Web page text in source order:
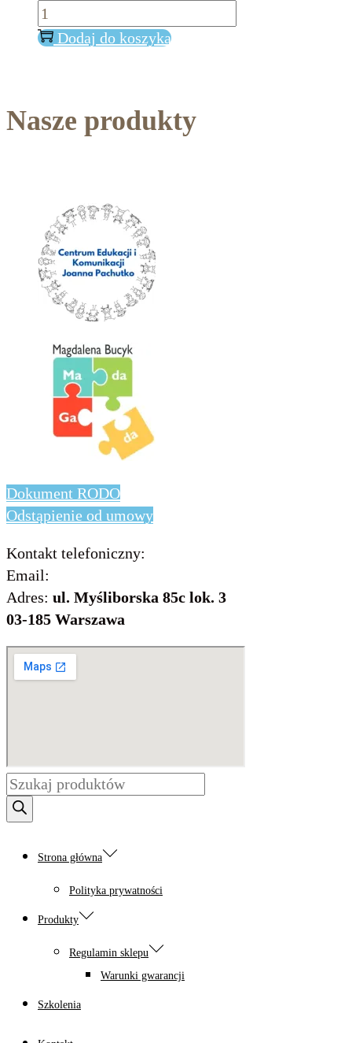
ilość
EyeDodaj do koszyka
Nasze produkty
Dokument RODO
Odstąpienie od umowy
Kontakt telefoniczny:
Email:
Adres: ul. Myśliborska 85c lok. 3
03-185 Warszawa
Wyszukiwarka
produktów
Strona główna
Polityka prywatności
Produkty
Regulamin sklepu
Warunki gwarancji
Szkolenia